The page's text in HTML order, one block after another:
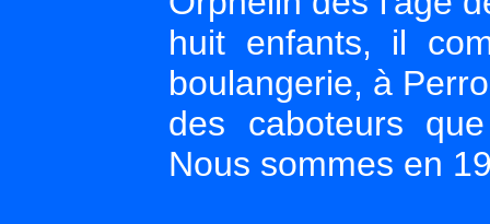
huit enfants, il
boulangerie, à
des caboteurs
Nous sommes en